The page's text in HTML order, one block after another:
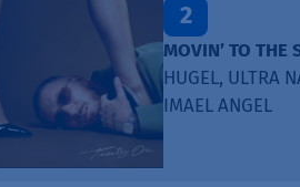
2
MOVIN’ TO THE
HUGEL, ULTRA
IMAEL ANGEL